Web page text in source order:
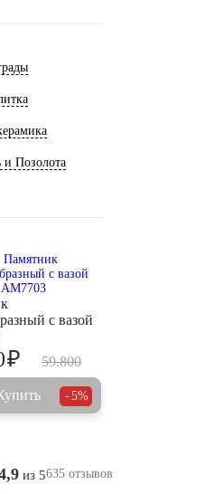
и Позолота
с вазой
59.800
₽
5%
из 5635 отзывов